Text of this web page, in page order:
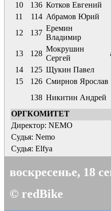
10
136 Котков Евгений
11
114 Абрамов Юрий
12
137
Еремин
Владимир
13 128
Мокрушин
Сергей
14
125 Щукин Павел
15
126 Смирнов Ярослав
138 Никитин Андрей
ОРГКОМИТЕТ
Директор: NEMO
Судья: Nemo
Судья: Elfya
воскресенье, 18
© redBike